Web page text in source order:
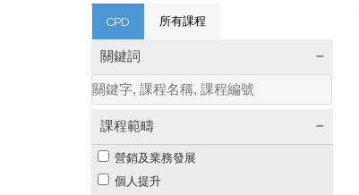
CPD 所有課程
關鍵詞
課程範疇
營銷及業務發展
個人提升